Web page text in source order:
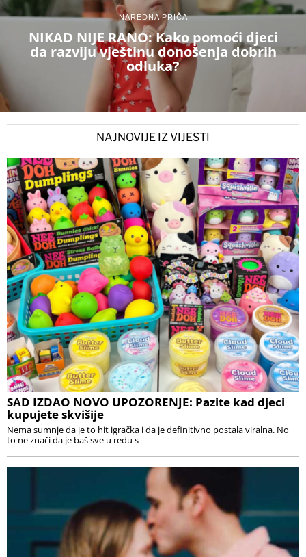
NAREDNA PRIČA
NIKAD NIJE RANO: Kako pomoći djeci
da razviju vještinu donošenja dobrih
odluka?
NAJNOVIJE IZ VIJESTI
SAD IZDAO NOVO UPOZORENJE: Pazite kad djeci
kupujete skvišije
Nema sumnje da je to hit igračka i da je definitivno postala viralna. No
to ne znači da je baš sve u redu s